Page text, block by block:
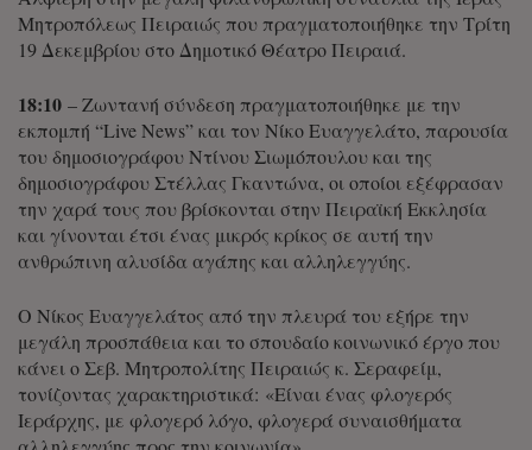
Μητροπόλεως Πειραιώς που πραγματοποιήθηκε την Τρίτη
19 Δεκεμβρίου στο Δημοτικό Θέατρο Πειραιά.
18:10 – Ζωντανή σύνδεση πραγματοποιήθηκε με την
εκπομπή “Live News” και τον Νίκο Ευαγγελάτο, παρουσία
του δημοσιογράφου Ντίνου Σιωμόπουλου και της
δημοσιογράφου Στέλλας Γκαντώνα, οι οποίοι εξέφρασαν
την χαρά τους που βρίσκονται στην Πειραϊκή Εκκλησία
και γίνονται έτσι ένας μικρός κρίκος σε αυτή την
ανθρώπινη αλυσίδα αγάπης και αλληλεγγύης.
Ο Νίκος Ευαγγελάτος από την πλευρά του εξήρε την
μεγάλη προσπάθεια και το σπουδαίο κοινωνικό έργο που
κάνει ο Σεβ. Μητροπολίτης Πειραιώς κ. Σεραφείμ,
τονίζοντας χαρακτηριστικά: «Είναι ένας φλογερός
Ιεράρχης, με φλογερό λόγο, φλογερά συναισθήματα